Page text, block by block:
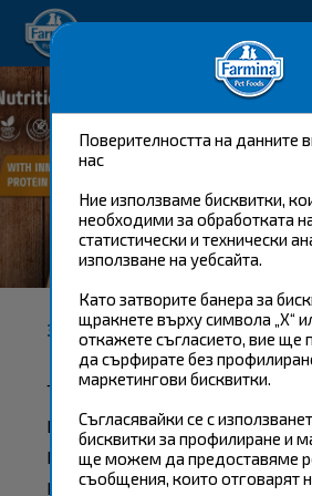
Поверителността на данните
нас
Ние използваме бисквитки,
необходими за обработката
статистически и технически
използване на уебсайта.
Като затворите банера за
щракнете върху символа „X“
откажете съгласието, вие ще
да сърфирате без
маркетингови бисквитки.
Съгласявайки се с
бисквитки за профилиране и
ще можем да предоставяме
съобщения, които отговарят
Happy pet. Happy
N&D
ЗАЩО ТИКВА?
Тиквата е зеленчук,
италианската кухня, с
изключителни
качества: